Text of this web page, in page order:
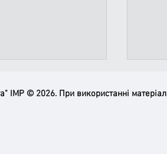
ІМР © 2026. При використанні